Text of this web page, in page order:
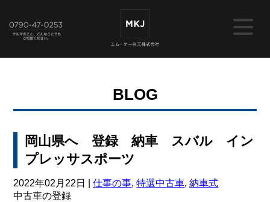
BLOG
岡山県へ 登録 納車 スバル イン
プレッサスポーツ
2022年02月22日 |仕事の事,特選中古車,納車式
中古車の登録